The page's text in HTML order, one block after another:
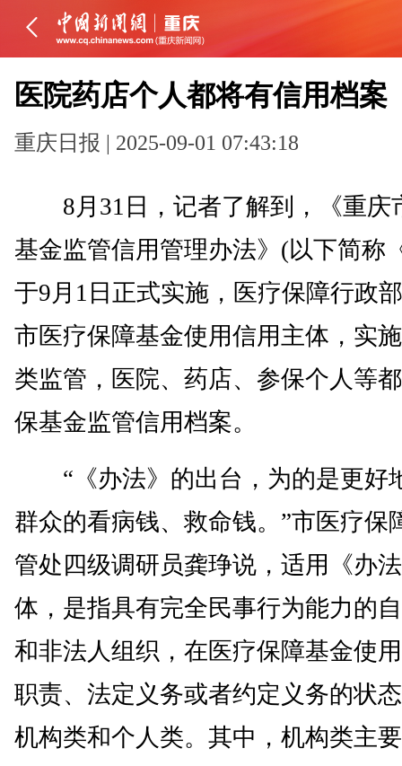
医院药店个人都将有信用档案
重庆日报 | 2025-09-01 07:43:18
8月31日，记者了解到，《重庆
基金监管信用管理办法》(以下简称
于9月1日正式实施，医疗保障行政
市医疗保障基金使用信用主体，实
类监管，医院、药店、参保个人等
保基金监管信用档案。
“《办法》的出台，为的是更好
群众的看病钱、救命钱。”市医疗保
管处四级调研员龚琤说，适用《办
体，是指具有完全民事行为能力的
和非法人组织，在医疗保障基金使
职责、法定义务或者约定义务的状
机构类和个人类。其中，机构类主